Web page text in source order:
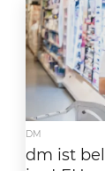
DM
dm ist